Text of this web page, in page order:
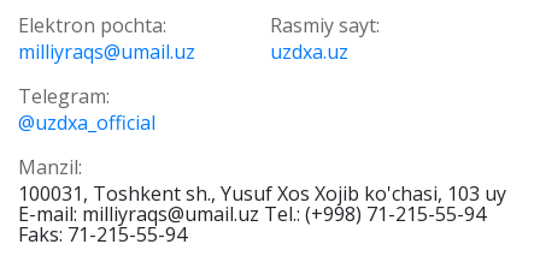
Elektron pochta:
milliyraqs@umail.uz
Rasmiy sayt:
uzdxa.uz
Telegram:
@uzdxa_official
Manzil:
100031, Toshkent sh., Yusuf Xos Xojib ko'chasi, 103 uy
E-mail: milliyraqs@umail.uz Tel.: (+998) 71-215-55-94
Faks: 71-215-55-94